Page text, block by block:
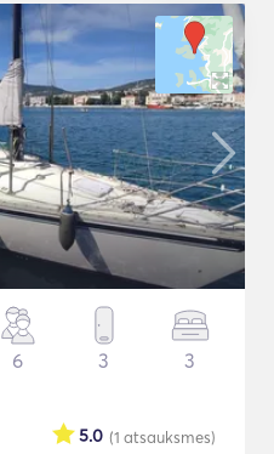
6 3 3
(1 atsauksmes)
5.0